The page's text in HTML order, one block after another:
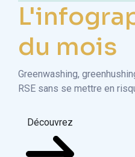
du mois
Greenwashing,
RSE sans se mettre en
Découvrez